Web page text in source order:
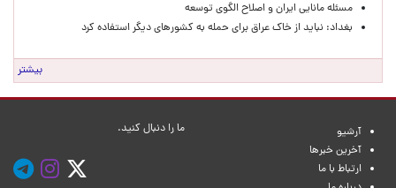
مسئله مانایی ایران و اصلاح الگوی توسعه
بغداد: نباید از خاک عراق برای حمله به کشورهای دیگر استفاده کرد
بیشتر
آرشیو
آخرین خبرها
ارتباط با ما
ما را دنبال کنید.